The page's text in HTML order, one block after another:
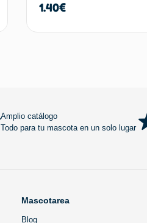
1.40€
Amplio catálogo
Todo para tu mascota en un solo lugar
Mascotarea
Blog